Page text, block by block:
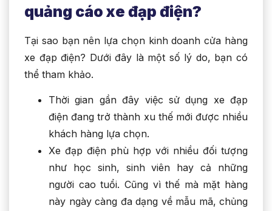
quảng cáo xe đạp điện?
Tại sao bạn nên lựa chọn kinh doanh cửa hàng
xe đạp điện? Dưới đây là một số lý do, bạn có
thể tham khảo.
Thời gian gần đây việc sử dụng xe đạp
điện đang trở thành xu thế mới được nhiều
khách hàng lựa chọn.
Xe đạp điện phù hợp với nhiều đối tượng
như học sinh, sinh viên hay cả những
người cao tuổi. Cũng vì thế mà mặt hàng
này ngày càng đa dạng về mẫu mã, chủng